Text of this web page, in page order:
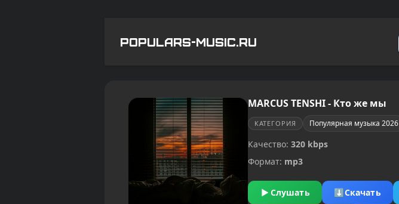
POPULARS-MUSIC.RU
MARCUS TENSHI - Кто же мы
КАТЕГОРИЯ Популярная музыка 2026
Качество: 320 kbps
Формат: mp3
▶ Слушать ⬇Скачать